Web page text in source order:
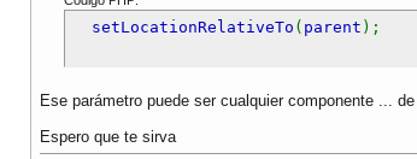
setLocationRelativeTo ( parent );
Ese parámetro puede ser cualquier componente ...
Espero que te sirva